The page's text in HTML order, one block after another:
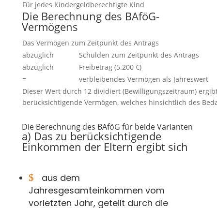
Für jedes Kindergeldberechtigte Kind
Die Berechnung des BAföG-
Vermögens
Das Vermögen zum Zeitpunkt des Antrags
abzüglich
Schulden zum Zeitpunkt des Antrags
abzüglich
Freibetrag (5.200 €)
=
verbleibendes Vermögen als Jahreswert
Dieser Wert durch 12 dividiert (Bewilligungszeitraum)
berücksichtigende Vermögen, welches hinsichtlich des
Die Berechnung des BAföG für beide Varianten
a) Das zu berücksichtigende
Einkommen der Eltern ergibt sich
$
aus dem
Jahresgesamteinkommen vom
vorletzten Jahr, geteilt durch die